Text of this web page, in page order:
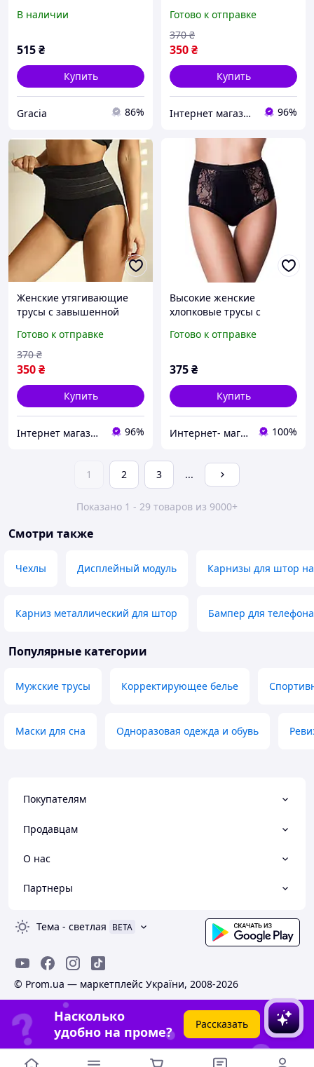
коррекцией фигуры
В наличии
515₴
Купить
Gracia 86%
корректирующее белье,
Черные, S
Готово к отправке
350₴
370 ₴
Купить
Інтернет магазин "Monik" - товари для всієї родини 96%
Женские утягивающие
трусы с завышенной
корректирующее белье,
Черные, L
Готово к отправке
350₴
370 ₴
Купить
Інтернет магазин "Monik" - товари для всієї родини 96%
Высокие женские
хлопковые трусы с
534
Готово к отправке
375₴
Купить
Интернет- магазин "О-ля-ля" 100%
1 2 3 ...
Показано 1 - 29 товаров из 9000+
Смотри также
Чехлы Дисплейный модуль Карнизы для штор
Карниз металлический для штор Бампер для телефона
Популярные категории
Мужские трусы Корректирующее белье
Маски для сна Одноразовая одежда и обувь
Покупателям
Продавцам
О нас
Партнеры
Тема - светлая BETA
© Prom.ua — маркетплейс України, 2008-2026
Насколько
удобно на проме?
Рассказать